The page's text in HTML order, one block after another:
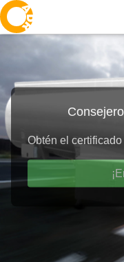
A
D
R
Obtén el